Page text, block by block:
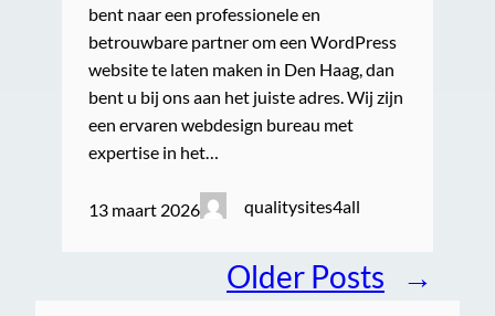
bent naar een professionele en
betrouwbare partner om een WordPress
website te laten maken in Den Haag, dan
bent u bij ons aan het juiste adres. Wij zijn
een ervaren webdesign bureau met
expertise in het…
13 maart 2026 qualitysites4all
Older Posts →